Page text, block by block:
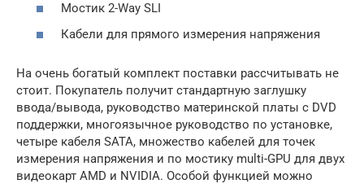
Мостик 2-Way SLI
Кабели для прямого измерения напряжения
На очень богатый комплект поставки рассчитывать не
стоит. Покупатель получит стандартную заглушку
ввода/вывода, руководство материнской платы с DVD
поддержки, многоязычное руководство по установке,
четыре кабеля SATA, множество кабелей для точек
измерения напряжения и по мостику multi-GPU для двух
видеокарт AMD и NVIDIA. Особой функцией можно